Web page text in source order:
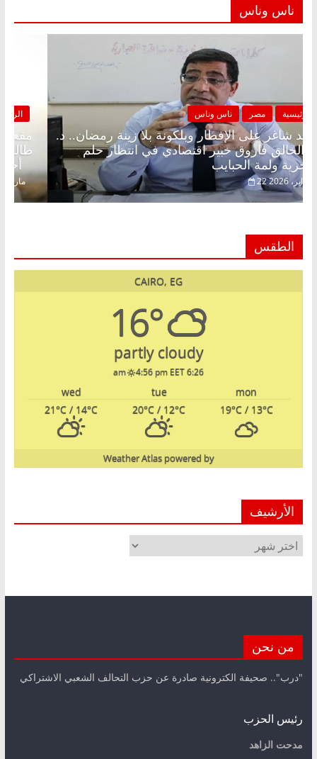
ناس وناس
الرئيسية مصر ناس وناس
مقعد شاغر على الإفطار وبلكونة بلا زينة رمضان.. د.
عبدالخالق فاروق خبير اقتصادي في انتظار حلم
الحرية ولمة الحبايب
22 فبراير، 2026
الطقس
CAIRO, EG
16°
partly cloudy
6:26 am
4:56 pm EET
mon
tue
wed
19°C/ 13°C
20°C / 12°C
21°C / 14°C
powered by
Weather Atlas
الأرشيف
الأرشيف
من نحن
"درب".. صحيفة الكترونية صادرة عن حزب التحالف الشعبي الاشتراكي
رئيس الحزب
مدحت الزاهد